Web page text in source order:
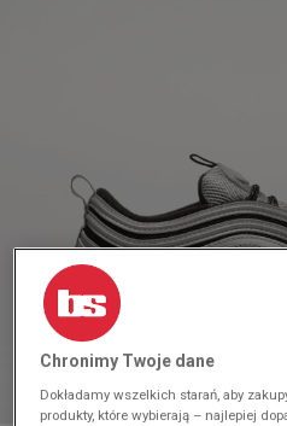
Chronimy Twoje dane
Dokładamy wszelkich starań, aby
produkty, które wybierają – najlepiej